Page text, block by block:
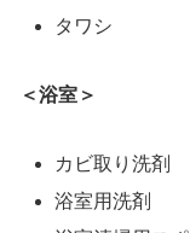
タワシ
＜浴室＞
カビ取り洗剤
浴室用洗剤